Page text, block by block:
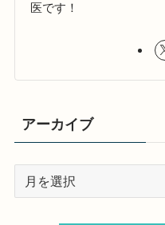
医です！
アーカイブ